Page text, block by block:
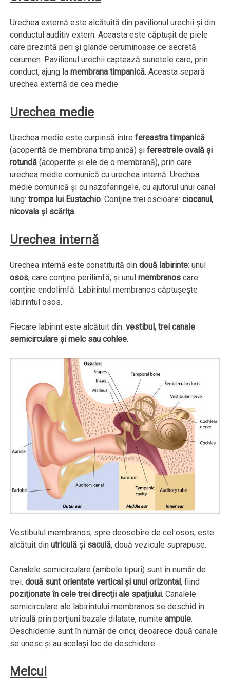
Urechea externă este alcătuită din pavilionul urechii şi din
conductul auditiv extern. Aceasta este căptuşit de piele
care prezintă peri şi glande ceruminoase ce secretă
cerumen. Pavilionul urechii captează sunetele care, prin
conduct, ajung lamembrana timpanică. Aceasta separă
urechea externă de cea medie.
Urechea medie
Urechea medie este curpinsă întrefereastra timpanică
(acoperită de membrana timpanică) şiferestrele ovală şi
rotundă (acoperite şi ele de o membrană), prin care
urechea medie comunică cu urechea internă. Urechea
medie comunică şi cu nazofaringele, cu ajutorul unui canal
lung:trompa lui Eustachio. Conţine trei oscioare:ciocanul,
nicovala şi scăriţa.
Urechea internă
Urechea internă este constituită dindouă labirinte: unul
osos, care conţine perilimfă, şi unulmembranos care
conţine endolimfă. Labirintul membranos căptuşeşte
labirintul osos.
Fiecare labirint este alcătuit din:vestibul, trei canale
semicirculare şi melc sau cohlee.
Vestibulul membranos, spre deosebire de cel osos, este
alcătuit dinutriculă şi saculă, două vezicule suprapuse.
Canalele semicirculare (ambele tipuri) sunt în număr de
trei:două sunt orientate vertical şi unul orizontal, fiind
poziţionate în cele trei direcţii ale spaţiului. Canalele
semicirculare ale labirintului membranos se deschid în
utriculă prin porţiuni bazale dilatate, numiteampule.
Deschiderile sunt în număr de cinci, deoarece două canale
se unesc şi au acelaşi loc de deschidere.
Melcul